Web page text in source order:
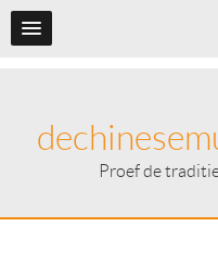
Proef de